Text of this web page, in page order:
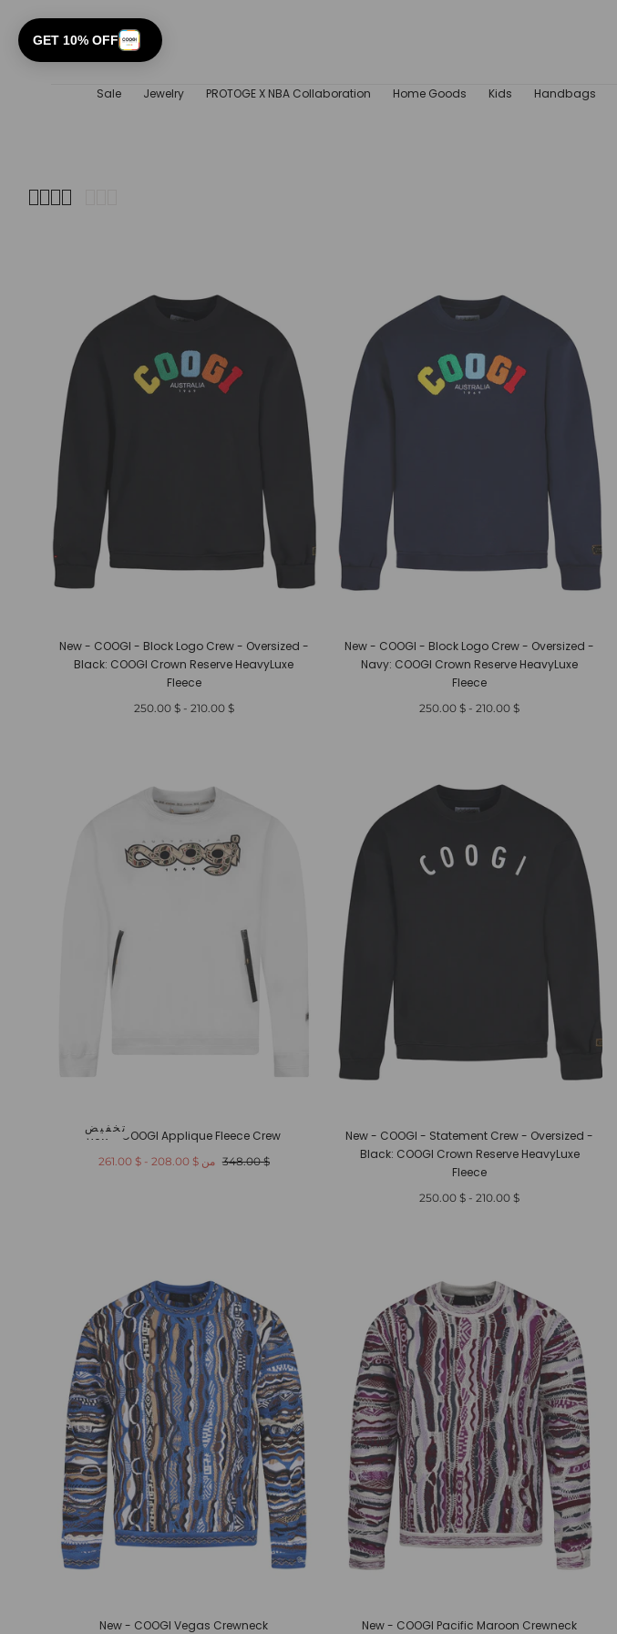
Handbags
Kids
Home Goods
PROTOGE X NBA Collaboration
Jewelry
Sale
New - COOGI - Block Logo Crew - Oversized -
Navy: COOGI Crown Reserve HeavyLuxe
Fleece
أدنى
$ 210.00
- أعلى
$ 250.00
New - COOGI - Block Logo Crew - Oversized -
Black: COOGI Crown Reserve HeavyLuxe
Fleece
أدنى
$ 210.00
- أعلى
$ 250.00
New - COOGI - Statement Crew - Oversized -
Black: COOGI Crown Reserve HeavyLuxe
Fleece
أدنى
$ 210.00
- أعلى
$ 250.00
تخفيض
New - COOGI Applique Fleece Crew
السعر
$ 348.00 من أدنى
$ 208.00
- أعلى
$ 261.00
New - COOGI Pacific Maroon Crewneck
New - COOGI Vegas Crewneck
GET 10% OFF